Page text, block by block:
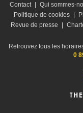
Contact | Qui sommes-
Politique de cookies |
Revue de presse
|
Retrouvez tous les
0